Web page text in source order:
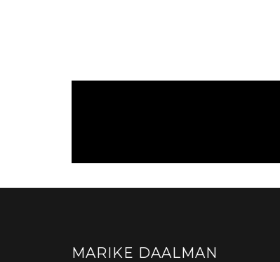
MARIKE DAALMAN